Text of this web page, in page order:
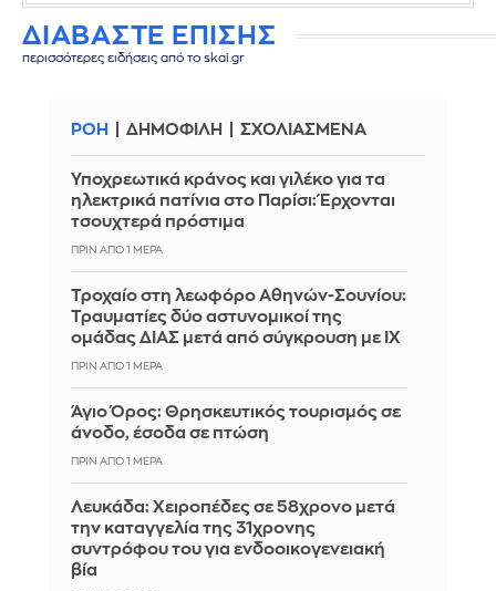
ΔΙΑΒΑΣΤΕ ΕΠΙΣΗΣ
περισσότερες ειδήσεις από το skai.gr
ΡΟΗ ΔΗΜΟΦΙΛΗ ΣΧΟΛΙΑΣΜΕΝΑ
Υποχρεωτικά κράνος και γιλέκο για τα
ηλεκτρικά πατίνια στο Παρίσι: Έρχονται
τσουχτερά πρόστιμα
ΠΡΙΝ ΑΠΌ 1 ΜΈΡΑ
Τροχαίο στη λεωφόρο Αθηνών-Σουνίου:
Τραυματίες δύο αστυνομικοί της
ομάδας ΔΙΑΣ μετά από σύγκρουση με ΙΧ
ΠΡΙΝ ΑΠΌ 1 ΜΈΡΑ
Άγιο Όρος: Θρησκευτικός τουρισμός σε
άνοδο, έσοδα σε πτώση
ΠΡΙΝ ΑΠΌ 1 ΜΈΡΑ
Λευκάδα: Χειροπέδες σε 58χρονο μετά
την καταγγελία της 31χρονης
συντρόφου του για ενδοοικογενειακή
βία